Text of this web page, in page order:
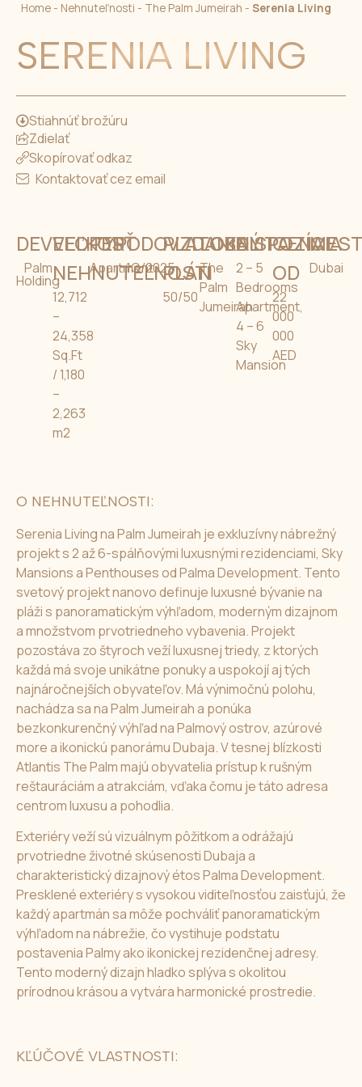
Home- Nehnuteľnosti - The Palm Jumeirah - Serenia Living
SERENIA LIVING
Stiahnúť brožúru
Zdielať
Skopírovať odkaz
Kontaktovať cez email
DEVELOPER
Palm
Holding
VEĽKOSŤ
NEHNUTEĽNOSTI
12,712
–
24,358
Sq.Ft
/ 1,180
–
2,263
m2
TYP
Apartment
ODOVZDANIE
1Q/2025
PLATOBNÝ
PLÁN
50/50
LOKALITA
The
Palm
Jumeirah
DISPOZÍCIA
2 – 5
Bedrooms
Apartment,
4 – 6
Sky
Mansion
CENA
OD
22
000
000
AED
Dubai
O NEHNUTEĽNOSTI:
Serenia Living na Palm Jumeirah je exkluzívny nábrežný
projekt s 2 až 6-spálňovými luxusnými rezidenciami, Sky
Mansions a Penthouses od Palma Development. Tento
svetový projekt nanovo definuje luxusné bývanie na
pláži s panoramatickým výhľadom, moderným dizajnom
a množstvom prvotriedneho vybavenia. Projekt
pozostáva zo štyroch veží luxusnej triedy, z ktorých
každá má svoje unikátne ponuky a uspokojí aj tých
najnáročnejších obyvateľov. Má výnimočnú polohu,
nachádza sa na Palm Jumeirah a ponúka
bezkonkurenčný výhľad na Palmový ostrov, azúrové
more a ikonickú panorámu Dubaja. V tesnej blízkosti
Atlantis The Palm majú obyvatelia prístup k rušným
reštauráciám a atrakciám, vďaka čomu je táto adresa
centrom luxusu a pohodlia.
Exteriéry veží sú vizuálnym pôžitkom a odrážajú
prvotriedne životné skúsenosti Dubaja a
charakteristický dizajnový étos Palma Development.
Presklené exteriéry s vysokou viditeľnosťou zaisťujú, že
každý apartmán sa môže pochváliť panoramatickým
výhľadom na nábrežie, čo vystihuje podstatu
postavenia Palmy ako ikonickej rezidenčnej adresy.
Tento moderný dizajn hladko splýva s okolitou
prírodnou krásou a vytvára harmonické prostredie.
KĽÚČOVÉ VLASTNOSTI: